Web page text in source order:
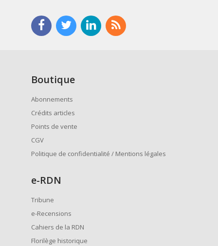
Boutique
Abonnements
Crédits articles
Points de vente
CGV
Politique de confidentialité / Mentions légales
e-RDN
Tribune
e-Recensions
Cahiers de la RDN
Florilège historique